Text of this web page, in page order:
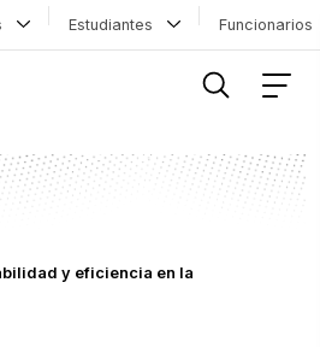
Estudiantes
y eficiencia en la